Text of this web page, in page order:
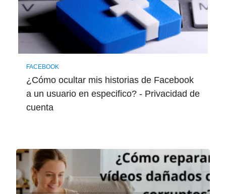
FACEBOOK
¿Cómo ocultar mis historias de Facebook
a un usuario en especifico? - Privacidad de
cuenta